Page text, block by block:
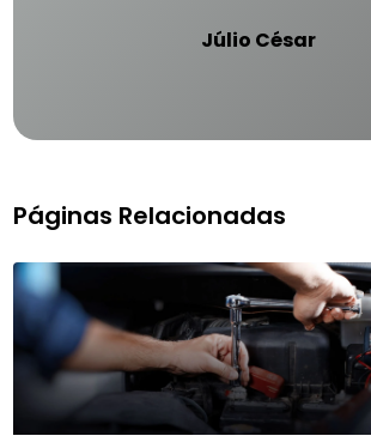
Júlio César
Páginas Relacionadas